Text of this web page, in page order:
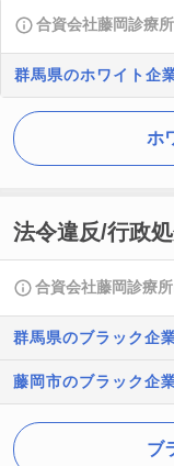
合資会社藤岡診療
群馬県のホワイト企
ホ
法令違反/行政
合資会社藤岡診療
群馬県のブラック企
藤岡市のブラック企
ブ